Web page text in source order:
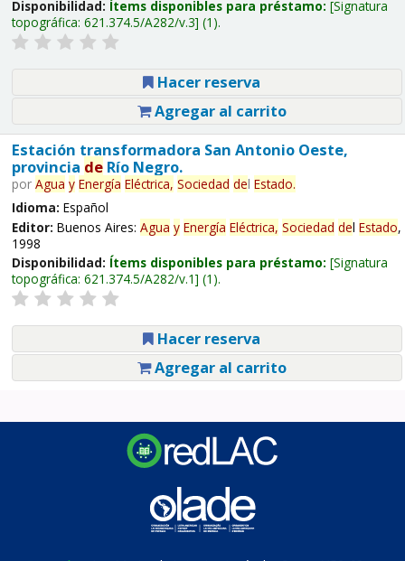
Disponibilidad: Ítems disponibles para préstamo: Signatura
topográfica: 621.374.5/A282/v.3 (1).
Hacer reserva
Agregar al carrito
Estación transformadora San Antonio Oeste,
provincia deRío Negro.
por Agua y Energía Eléctrica, Sociedad del Estado.
Idioma: Español
Editor: Buenos Aires: Agua y Energía Eléctrica, Sociedad del Estado,
1998
Disponibilidad: Ítems disponibles para préstamo: Signatura
topográfica: 621.374.5/A282/v.1 (1).
Hacer reserva
Agregar al carrito